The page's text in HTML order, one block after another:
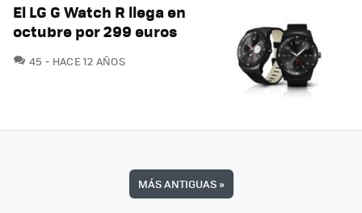
El LG G Watch R llega en
octubre por 299 euros
45 COMENTARIOS
HACE 12 AÑOS
MÁS ANTIGUAS»